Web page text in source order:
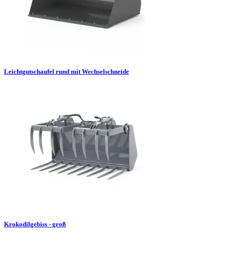
Leichtgutschaufel rund mit Wechselschneide
Krokodilgebiss - groß